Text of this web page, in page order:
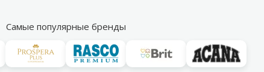
Самые популярные бренды
Акции
Полноценный корм Tetra Pond Sticks, 7 л